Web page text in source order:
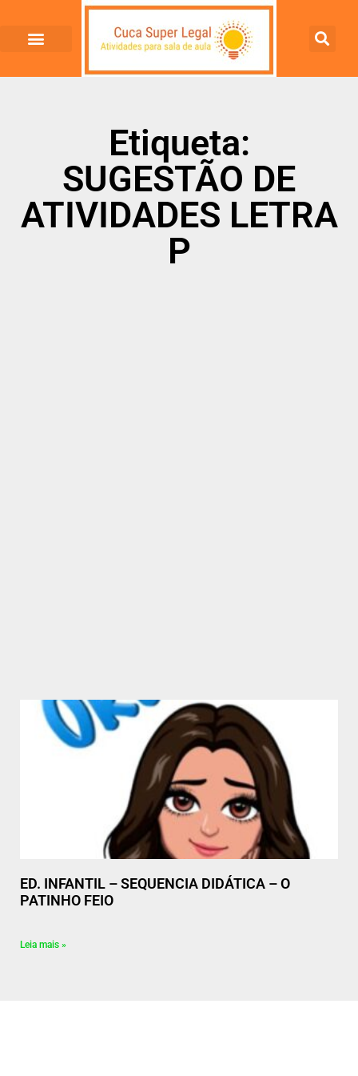
Etiqueta:
SUGESTÃO DE
ATIVIDADES LETRA
P
ED. INFANTIL – SEQUENCIA DIDÁTICA – O
PATINHO FEIO
Leia mais »